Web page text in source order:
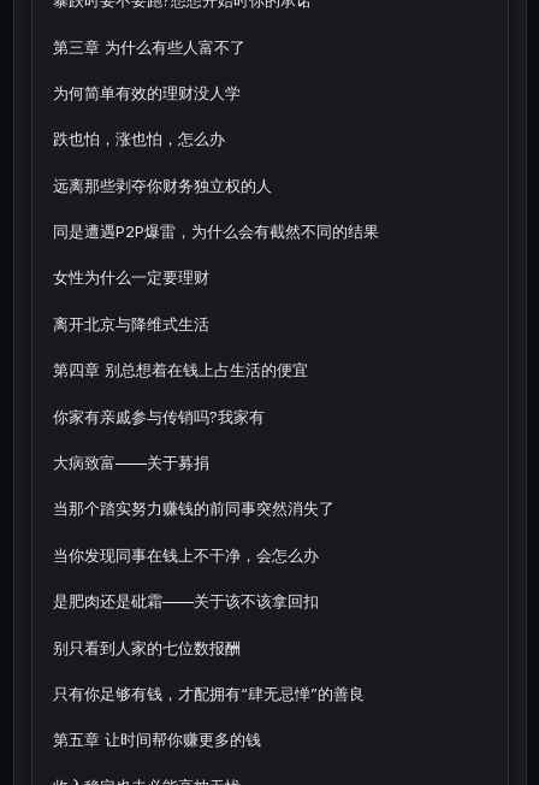
第三章 为什么有些人富不了
为何简单有效的理财没人学
跌也怕，涨也怕，怎么办
远离那些剥夺你财务独立权的人
同是遭遇P2P爆雷，为什么会有截然不同的结果
女性为什么一定要理财
离开北京与降维式生活
第四章 别总想着在钱上占生活的便宜
你家有亲戚参与传销吗?我家有
大病致富——关于募捐
当那个踏实努力赚钱的前同事突然消失了
当你发现同事在钱上不干净，会怎么办
是肥肉还是砒霜——关于该不该拿回扣
别只看到人家的七位数报酬
只有你足够有钱，才配拥有“肆无忌惮”的善良
第五章 让时间帮你赚更多的钱